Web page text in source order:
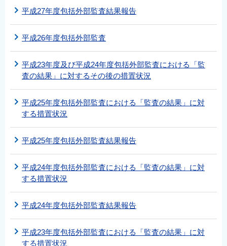
平成27年度包括外部監査結果報告
平成26年度包括外部監査
平成23年度及び平成24年度包括外部監査における「監
査の結果」に対するその後の措置状況
平成25年度包括外部監査における「監査の結果」に対
する措置状況
平成25年度包括外部監査結果報告
平成24年度包括外部監査における「監査の結果」に対
する措置状況
平成24年度包括外部監査結果報告
平成23年度包括外部監査における「監査の結果」に対
する措置状況